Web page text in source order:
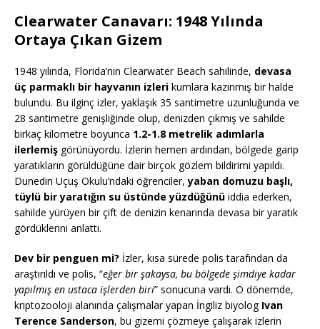
Clearwater Canavarı: 1948 Yılında
Ortaya Çıkan Gizem
1948 yılında, Florida’nın Clearwater Beach sahilinde, devasa
üç parmaklı bir hayvanın izleri kumlara kazınmış bir halde
bulundu. Bu ilginç izler, yaklaşık 35 santimetre uzunluğunda ve
28 santimetre genişliğinde olup, denizden çıkmış ve sahilde
birkaç kilometre boyunca 1.2-1.8 metrelik adımlarla
ilerlemiş görünüyordu. İzlerin hemen ardından, bölgede garip
yaratıkların görüldüğüne dair birçok gözlem bildirimi yapıldı.
Dunedin Uçuş Okulu’ndaki öğrenciler,yaban domuzu başlı,
tüylü bir yaratığın su üstünde yüzdüğünü iddia ederken,
sahilde yürüyen bir çift de denizin kenarında devasa bir yaratık
gördüklerini anlattı.
Dev bir penguen mi? İzler, kısa sürede polis tarafından da
araştırıldı ve polis, “eğer bir şakaysa, bu bölgede şimdiye kadar
yapılmış en ustaca işlerden biri” sonucuna vardı. O dönemde,
kriptozooloji alanında çalışmalar yapan İngiliz biyolog Ivan
Terence Sanderson, bu gizemi çözmeye çalışarak izlerin